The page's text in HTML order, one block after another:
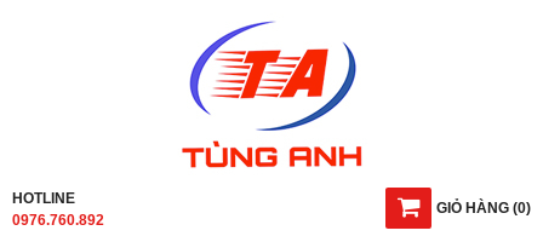
GIỎ HÀNG (0)
HOTLINE
0976.760.892